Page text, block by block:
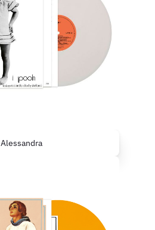
Alessandra